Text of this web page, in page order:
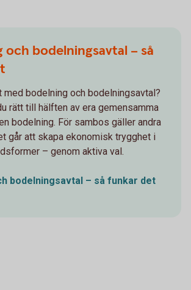
och bodelningsavtal – så
med bodelning och bodelningsavtal?
rätt till hälften av era gemensamma
bodelning. För sambos gäller andra
går att skapa ekonomisk trygghet i
– genom aktiva val.
bodelningsavtal – så funkar det